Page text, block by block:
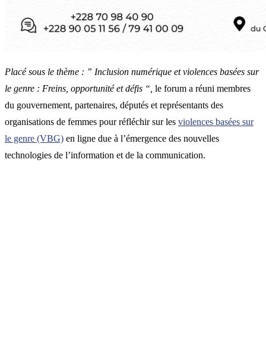
Placé sous le thème : ” Inclusion numérique et violences basées sur
le genre : Freins, opportunité et défis “, le forum a réuni membres
du gouvernement, partenaires, députés et représentants des
organisations de femmes pour réfléchir sur les violences basées sur
le genre (VBG) en ligne due à l’émergence des nouvelles
technologies de l’information et de la communication.